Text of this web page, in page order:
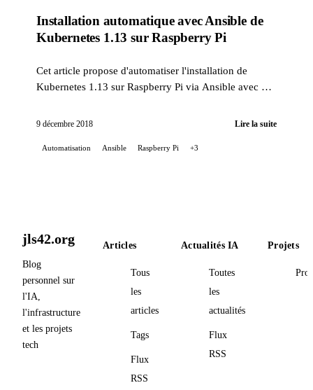
Installation automatique avec Ansible de
Kubernetes 1.13 sur Raspberry Pi
Cet article propose d'automatiser l'installation de
Kubernetes 1.13 sur Raspberry Pi via Ansible avec un
9 décembre 2018 Lire la suite
Automatisation Ansible Raspberry Pi +3
jls42.org
Blog
personnel sur
l'IA,
l'infrastructure
et les projets
tech
Articles
Tous
les
articles
Tags
Flux
RSS
Actualités IA
Toutes
les
actualités
Flux
RSS
Projets